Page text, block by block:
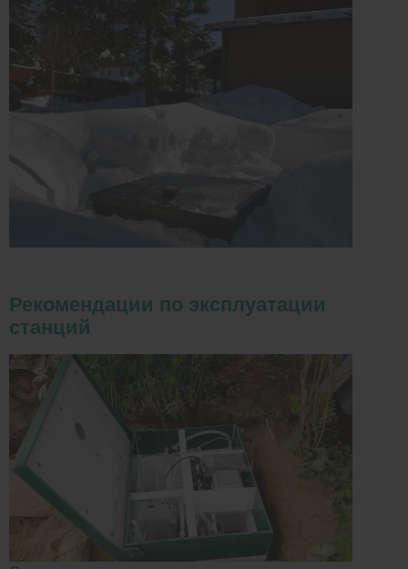
Рекомендации по эксплуатации
станций